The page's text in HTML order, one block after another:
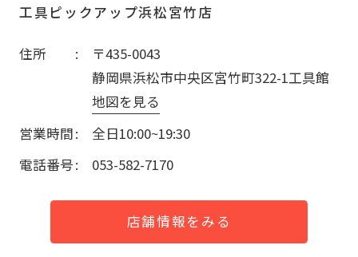
工具ピックアップ浜松宮竹店
住所
〒435-0043
静岡県浜松市中央区宮竹町322-1工具館
地図を見る
営業時間
全日10:00~19:30
電話番号
053-582-7170
店舗情報をみる